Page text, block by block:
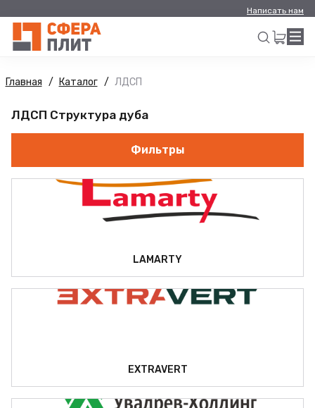
Написать нам
Главная Каталог ЛДСП
ЛДСП Структура дуба
Фильтры
LAMARTY
EXTRAVERT